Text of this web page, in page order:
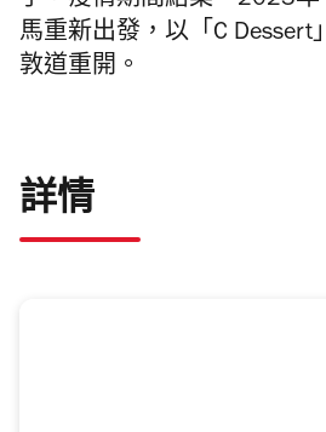
馬重新出發，以「C Dessert
敦道重開。
詳情